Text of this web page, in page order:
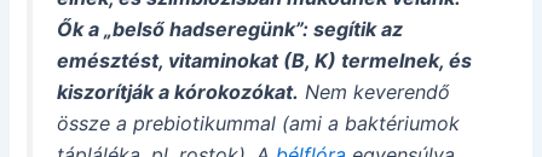
Ők a „belső hadseregünk”: segítik az
emésztést, vitaminokat (B, K) termelnek, és
kiszorítják a kórokozókat. Nem keverendő
össze aprebiotikummal (ami a baktériumok